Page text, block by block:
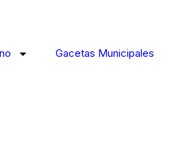
Gacetas Municipales